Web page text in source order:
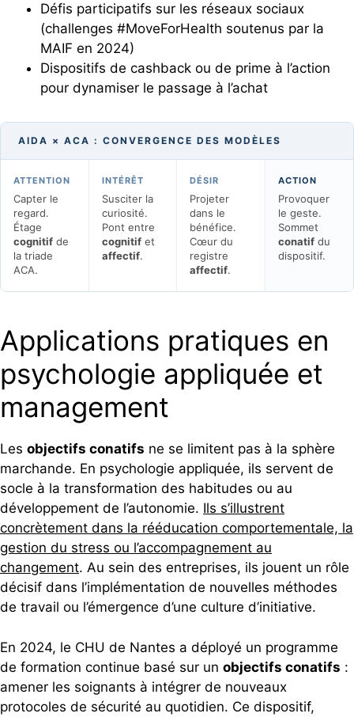
Défis participatifs sur les réseaux sociaux
(challenges #MoveForHealth soutenus par la
MAIF en 2024)
Dispositifs de cashback ou de prime à l’action
pour dynamiser le passage à l’achat
AIDA × ACA : CONVERGENCE DES MODÈLES
ATTENTION
Capter le
regard.
Étage
cognitif de
la triade
ACA.
INTÉRÊT
Susciter la
curiosité.
Pont entre
cognitifet
affectif.
DÉSIR
Projeter
dans le
bénéfice.
Cœur du
registre
affectif.
ACTION
Provoquer
le geste.
Sommet
conatifdu
dispositif.
Applications pratiques en
psychologie appliquée et
management
Les objectifs conatifs ne se limitent pas à la sphère
marchande. En psychologie appliquée, ils servent de
socle à la transformation des habitudes ou au
développement de l’autonomie. Ils s’illustrent
concrètement dans la rééducation comportementale, la
gestion du stress ou l’accompagnement au
changement. Au sein des entreprises, ils jouent un rôle
décisif dans l’implémentation de nouvelles méthodes
de travail ou l’émergence d’une culture d’initiative.
En 2024, le CHU de Nantes a déployé un programme
de formation continue basé sur un objectifs conatifs :
amener les soignants à intégrer de nouveaux
protocoles de sécurité au quotidien. Ce dispositif,